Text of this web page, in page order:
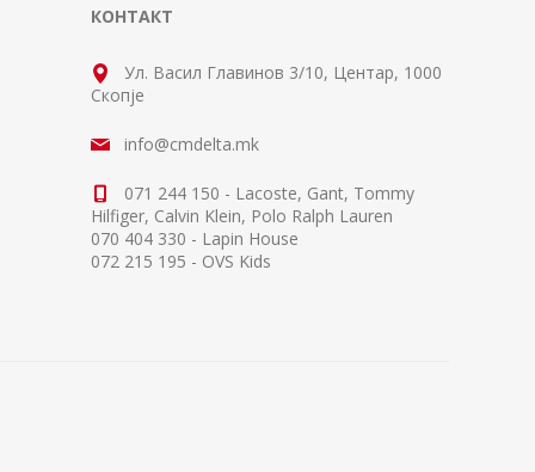
КОНТАКТ
Ул. Васил Главинов 3/10, Центар, 1000
Скопје
info@cmdelta.mk
071 244 150 - Lacoste, Gant, Tommy
Hilfiger, Calvin Klein, Polo Ralph Lauren
070 404 330 - Lapin House
072 215 195 - OVS Kids